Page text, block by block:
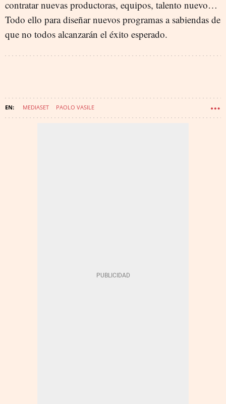
contratar nuevas productoras, equipos, talento nuevo…
Todo ello para diseñar nuevos programas a sabiendas de
que no todos alcanzarán el éxito esperado.
MEDIASET PAOLO VASILE